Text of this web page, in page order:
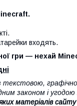
входять.
гри — нехай
текстовою,
законом і
матеріалів